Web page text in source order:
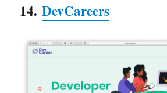
14.DevCareers